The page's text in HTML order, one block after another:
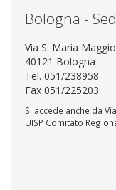
Bologna -
Via S. Maria
40121 Bologna
Tel. 051/238958
Fax 051/225203
Si accede anche da
UISP Comitato